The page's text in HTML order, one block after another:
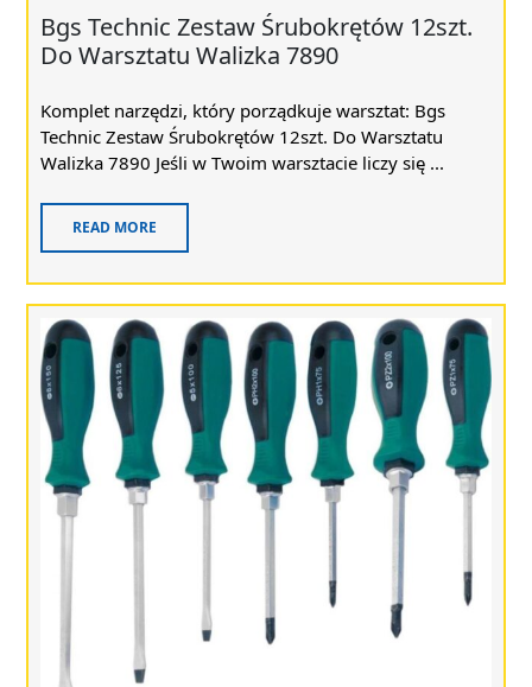
Bgs Technic Zestaw Śrubokrętów 12szt.
Do Warsztatu Walizka 7890
Komplet narzędzi, który porządkuje warsztat: Bgs
Technic Zestaw Śrubokrętów 12szt. Do Warsztatu
Walizka 7890 Jeśli w Twoim warsztacie liczy się ...
READ MORE